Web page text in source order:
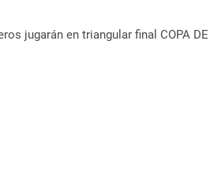
jugarán en triangular final COPA